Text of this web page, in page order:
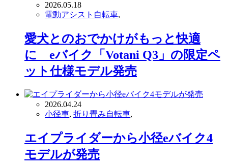
2026.05.18
電動アシスト自転車,
愛犬とのおでかけがもっと快適
に eバイク「Votani Q3」の限定ペ
ット仕様モデル発売
2026.04.24
小径車, 折り畳み自転車,
エイプライダーから小径eバイク4
モデルが発売